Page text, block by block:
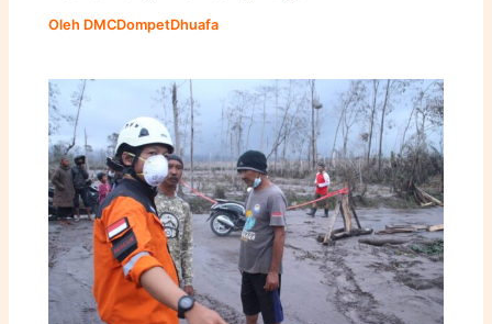
Oleh DMCDompetDhuafa